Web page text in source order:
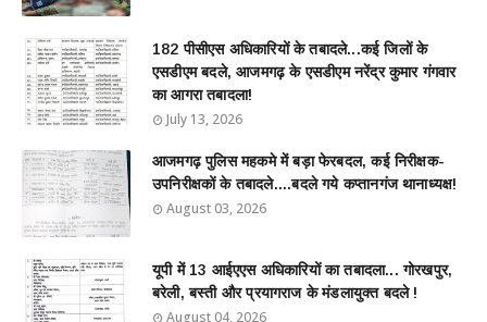
182 पीसीएस अधिकारियों के तबादले...कई जिलों के
एसडीएम बदले, आजमगढ़ के एसडीएम नरेंद्र कुमार गंगवार
का आगरा तबादला!
July 13, 2026
आजमगढ़ पुलिस महकमे में बड़ा फेरबदल, कई निरीक्षक-
उपनिरीक्षकों के तबादले....बदले गये कप्तानगंज थानाध्यक्ष!
August 03, 2026
यूपी में 13 आईएएस अधिकारियों का तबादला... गोरखपुर,
बरेली, बस्ती और प्रयागराज के मंडलायुक्त बदले !
August 04, 2026